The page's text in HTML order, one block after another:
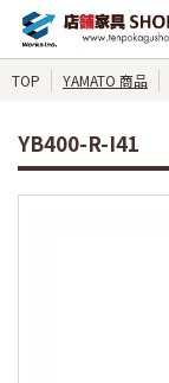
TOP YAMATO 商品
YB400-R-I41